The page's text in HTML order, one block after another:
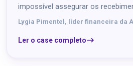
impossível assegurar os
Lygia Pimentel, líder financeira da
Ler o case completo